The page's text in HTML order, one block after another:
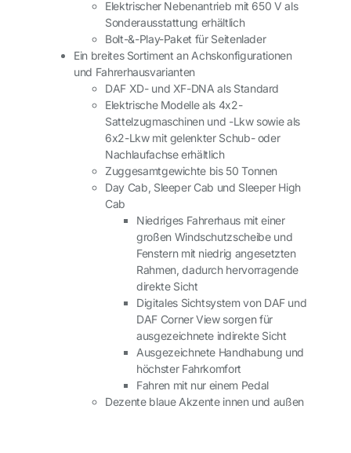
Elektrischer Nebenantrieb mit 650 V als
Sonderausstattung erhältlich
Bolt-&-Play-Paket für Seitenlader
Ein breites Sortiment an Achskonfigurationen
und Fahrerhausvarianten
DAF XD- und XF-DNA als Standard
Elektrische Modelle als 4x2-
Sattelzugmaschinen und -Lkw sowie als
6x2-Lkw mit gelenkter Schub- oder
Nachlaufachse erhältlich
Zuggesamtgewichte bis 50 Tonnen
Day Cab, Sleeper Cab und Sleeper High
Cab
Niedriges Fahrerhaus mit einer
großen Windschutzscheibe und
Fenstern mit niedrig angesetzten
Rahmen, dadurch hervorragende
direkte Sicht
Digitales Sichtsystem von DAF und
DAF Corner View sorgen für
ausgezeichnete indirekte Sicht
Ausgezeichnete Handhabung und
höchster Fahrkomfort
Fahren mit nur einem Pedal
Dezente blaue Akzente innen und außen